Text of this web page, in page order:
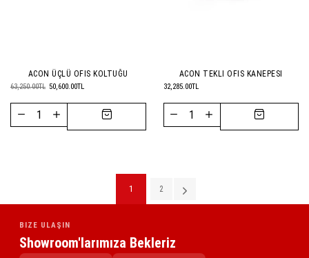
ACON ÜÇLÜ OFIS KOLTUĞU
63,250.00TL 50,600.00TL
ACON TEKLI OFIS KANEPESI
32,285.00TL
1
2
Sonraki
BIZE ULAŞIN
Showroom'larımıza Bekleriz